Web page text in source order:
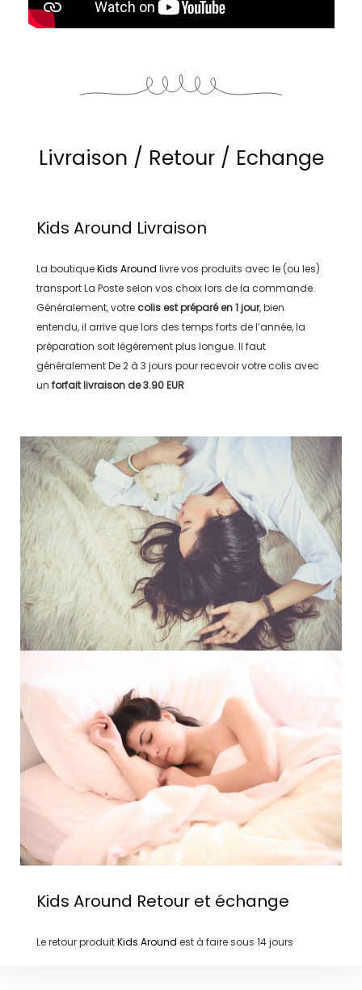
Livraison / Retour / Echange
Kids Around Livraison
La boutiqueKids Around livre vos produits avec le (ou les)
transportLa Posteselon vos choix lors de la commande.
Généralement, votre colis est préparé en1 jour, bien
entendu, il arrive que lors des temps forts de l’année, la
préparation soit légérement plus longue. Il faut
généralementDe 2 à 3 jours pour recevoir votre colis avec
un forfait livraison de3.90 EUR
Kids Around Retour et échange
Le retour produitKids Around est à faire sous 14 jours